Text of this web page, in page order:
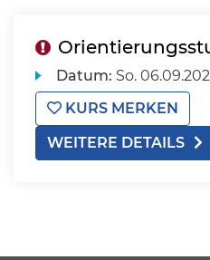
Datum: So.
KURS MERKEN
WEITERE DETAILS